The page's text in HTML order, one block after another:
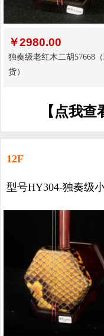
￥2980.00
独奏级老红木二胡57668
货）
【点我查
12F
型号HY304-独奏级